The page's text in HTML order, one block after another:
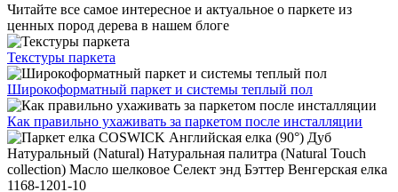
Читайте все самое интересное и актуальное о паркете из
ценных пород дерева в нашем блоге
Текстуры паркета
Широкоформатный паркет и системы теплый пол
Как правильно ухаживать за паркетом после инсталляции